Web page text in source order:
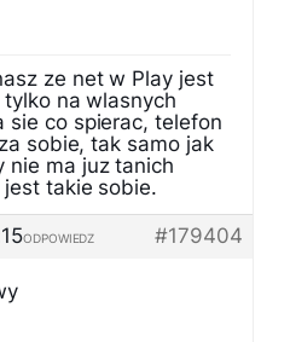
ze net w Play jest
na wlasnych
sie co spierac, telefon
sobie, tak samo jak
nie ma juz tanich
takie sobie.
#179404
ODPOWIEDZ